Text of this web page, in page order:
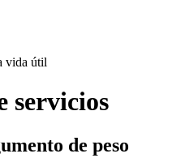
vida útil
servicios
de peso